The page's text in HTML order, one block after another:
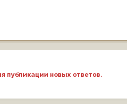
публикации новых ответов.